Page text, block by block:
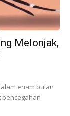
Melonjak,
enam bulan
pencegahan